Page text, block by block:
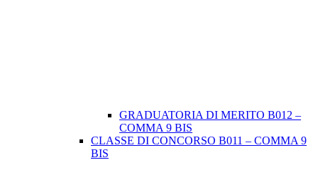
GRADUATORIA DI MERITO B012 –
COMMA 9 BIS
CLASSE DI CONCORSO B011 – COMMA 9
BIS